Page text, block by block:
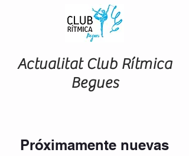
Actualitat Club Rítmica
Begues
Próximamente nuevas